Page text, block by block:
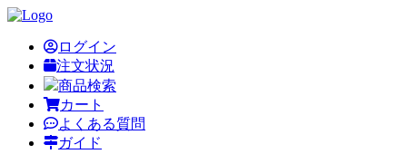
ログイン
注文状況
商品検索
カート
よくある質問
ガイド